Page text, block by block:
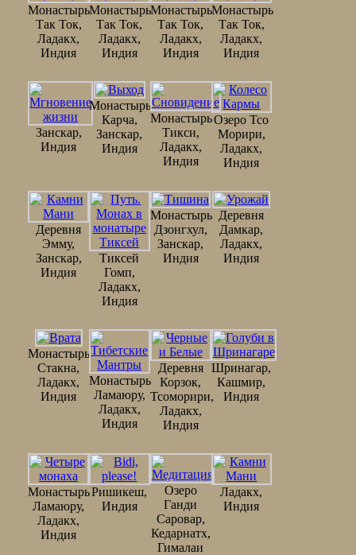
Монастырь
Так Ток,
Ладакх,
Индия
Монастырь
Так Ток,
Ладакх,
Индия
Монастырь
Так Ток,
Ладакх,
Индия
Монастырь
Так Ток,
Ладакх,
Индия
Занскар,
Индия
Монастырь
Карча,
Занскар,
Индия
Монастырь
Тикси,
Ладакх,
Индия
Озеро Тсо
Морири,
Ладакх,
Индия
Деревня
Эмму,
Занскар,
Индия
Тиксей
Гомп,
Ладакх,
Индия
Монастырь
Дзонгхул,
Занскар,
Индия
Деревня
Дамкар,
Ладакх,
Индия
Монастырь
Стакна,
Ладакх,
Индия
Монастырь
Ламаюру,
Ладакх,
Индия
Деревня
Корзок,
Тсоморири,
Ладакх,
Индия
Шринагар,
Кашмир,
Индия
Монастырь
Ламаюру,
Ладакх,
Индия
Ришикеш,
Индия
Озеро
Ганди
Саровар,
Кедарнатх,
Гималаи
Ладакх,
Индия